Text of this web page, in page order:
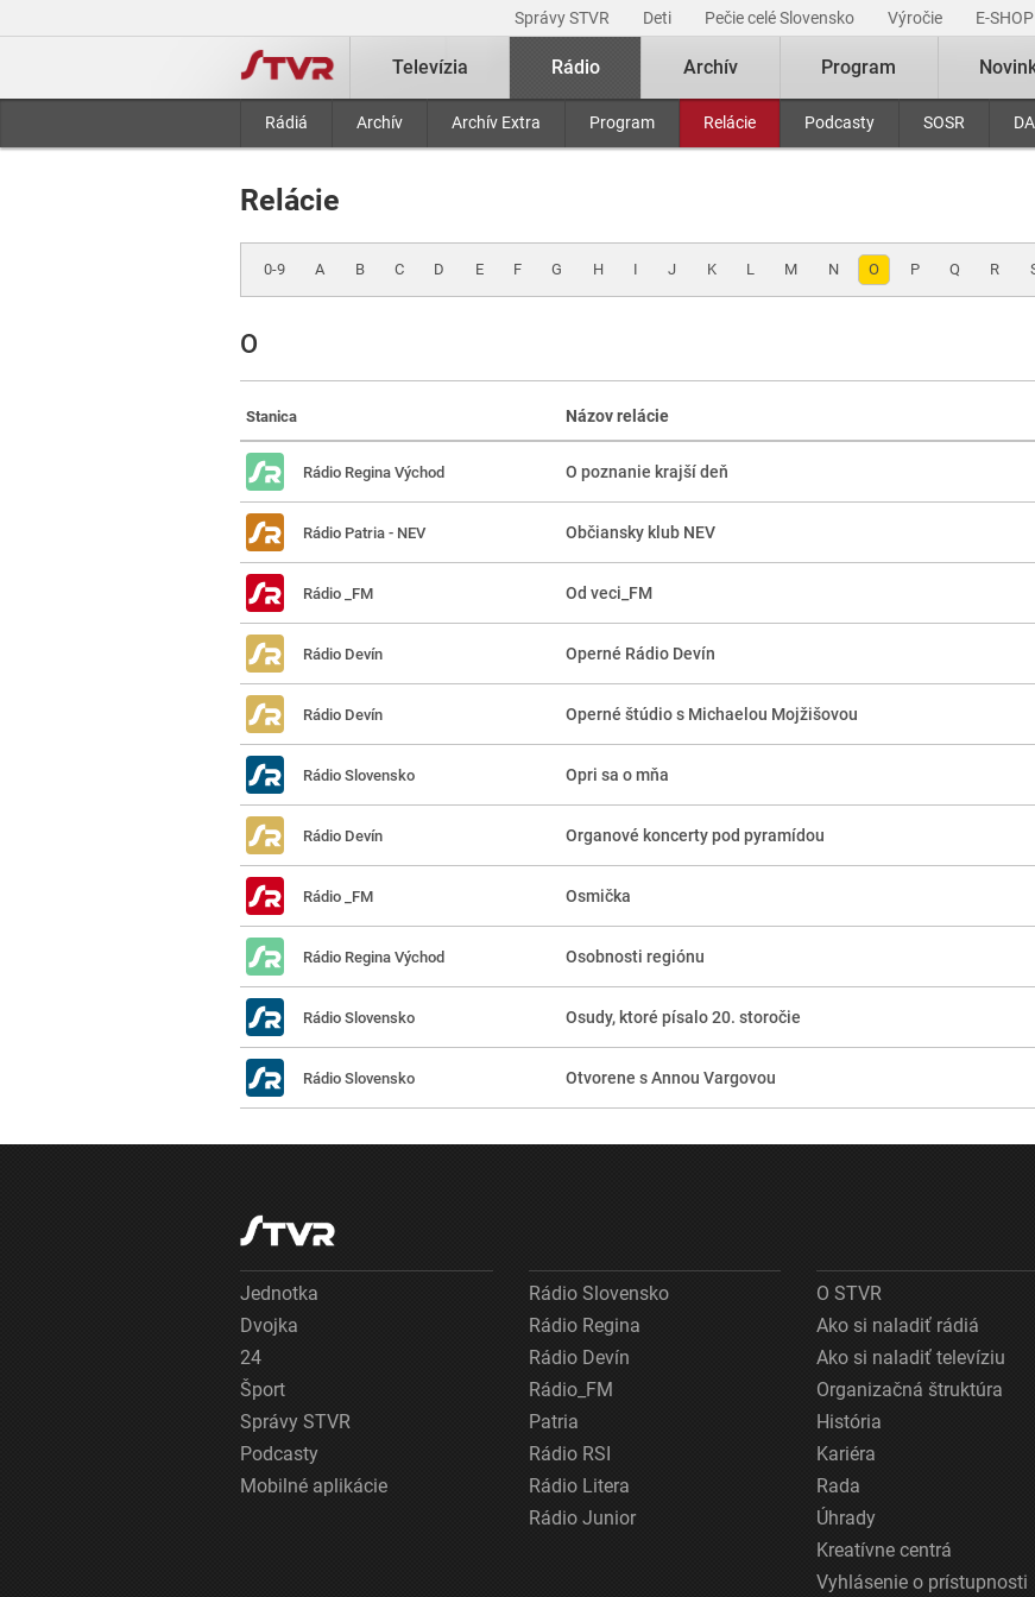
Správy STVR Deti Pečie celé Slovensko Výročie E-SHOP
Televízia Rádio
Rádiá Archív Archív Extra Program Relácie Podcasty SOSR
Archív Program
Relácie
0-9 A B C D E F G H I J K L M N O P Q R
O
Stanica Názov relácie
Rádio Regina Východ O poznanie krajší deň
Rádio Patria - NEV Občiansky klub NEV
Rádio _FM Od veci_FM
Rádio Devín Operné Rádio Devín
Rádio Devín Operné štúdio s Michaelou Mojžišovou
Rádio Slovensko Opri sa o mňa
Rádio Devín Organové koncerty pod pyramídou
Rádio _FM Osmička
Rádio Regina Východ Osobnosti regiónu
Rádio Slovensko Osudy, ktoré písalo 20. storočie
Rádio Slovensko Otvorene s Annou Vargovou
Jednotka
Dvojka
24
Šport
Správy STVR
Podcasty
Mobilné aplikácie
Rádio Slovensko
Rádio Regina
Rádio Devín
Rádio_FM
Patria
Rádio RSI
Rádio Litera
Rádio Junior
O STVR
Ako si naladiť rádiá
Ako si naladiť televíziu
Organizačná štruktúra
História
Kariéra
Rada
Úhrady
Kreatívne centrá
Vyhlásenie o prístupnosti